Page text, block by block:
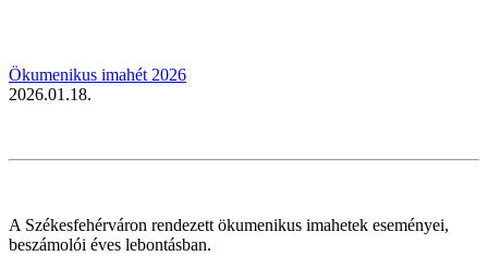
Ökumenikus imahét 2026
2026.01.18.
A Székesfehérváron rendezett ökumenikus imahetek eseményei,
beszámolói éves lebontásban.